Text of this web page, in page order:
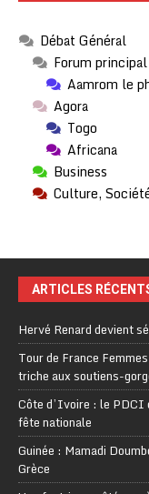
Débat Général
Forum principal
Aamrom le
Agora
Togo
Africana
Business
Culture,
ARTICLES
Hervé Renard devient
Tour de France
triche aux soutiens-
Côte d’Ivoire : le PDCI
fête nationale
Guinée : Mamadi
Grèce